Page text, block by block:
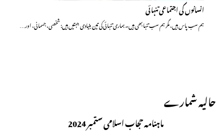
انسانوں کی اجتماعی تنہائی
ہم سب پاس ہیں، مگر ہم سب تنہا بھی ہیں۔ ہماری تنہائی کی تین بنیادی جہتیں ہیں: شخصی، جسمانی، اور…
حالیہ شمارے
ماہنامہ حجاب اسلامی ستمبر 2024